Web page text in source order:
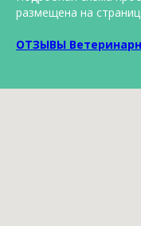
размещена на
ОТЗЫВЫ